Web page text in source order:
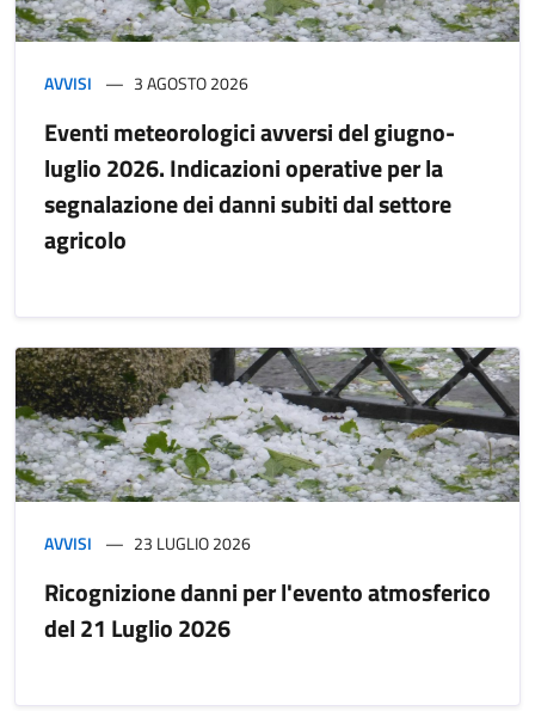
AVVISI 3 AGOSTO 2026
Eventi meteorologici avversi del giugno-
luglio 2026. Indicazioni operative per la
segnalazione dei danni subiti dal settore
agricolo
AVVISI 23 LUGLIO 2026
Ricognizione danni per l'evento atmosferico
del 21 Luglio 2026